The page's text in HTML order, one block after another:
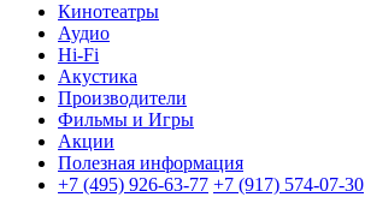
Кинотеатры
Аудио
Hi-Fi
Акустика
Производители
Фильмы и Игры
Акции
Полезная информация
+7 (495) 926-63-77 +7 (917) 574-07-30